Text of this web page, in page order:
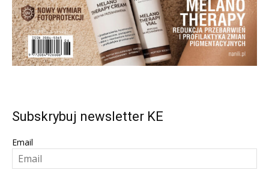
Subskrybuj newsletter KE
Email